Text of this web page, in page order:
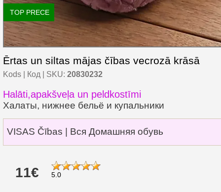
TOP PRECE
Ērtas un siltas mājas čības vecrozā krāsā
Kods | Код | SKU: 20830232
Halāti,apakšveļa un peldkostīmi
Халаты, нижнее бельё и купальники
VISAS Čības | Вся Домашняя обувь
11€ 5.0